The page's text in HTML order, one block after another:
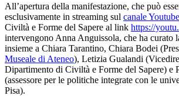
All’apertura della manifestazione, che può
esclusivamente in streaming sul canale Youtube
Civiltà e Forme del Sapere al link https://
intervengono Anna Anguissola, che ha curato
insieme a Chiara Tarantino, Chiara Bodei
Museale di Ateneo), Letizia Gualandi
Dipartimento di Civiltà e Forme del Sapere) e
(assessore per le politiche integrate con le
Pisa).